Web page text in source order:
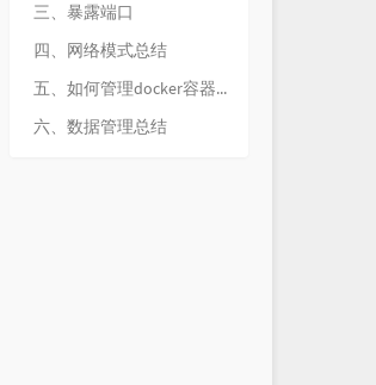
化平台之后就会系统就会自动安装虚拟网卡
三、暴露端口
四、网络模式总结
五、如何管理docker容器中的数据
六、数据管理总结